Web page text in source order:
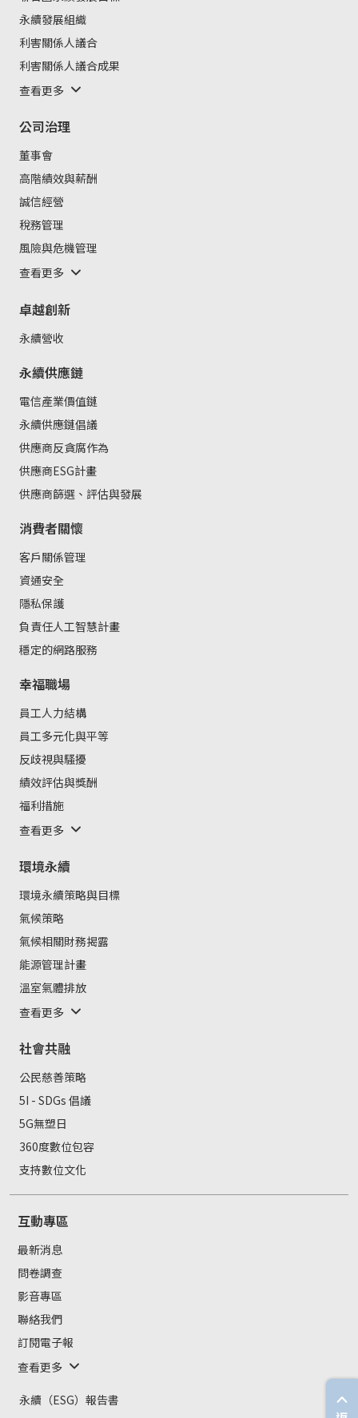
永續發展組織
利害關係人議合
利害關係人議合成果
查看更多
公司治理
董事會
高階績效與薪酬
誠信經營
稅務管理
風險與危機管理
查看更多
卓越創新
永續營收
永續供應鏈
電信產業價值鏈
永續供應鏈倡議
供應商反貪腐作為
供應商ESG計畫
供應商篩選、評估與發展
消費者關懷
客戶關係管理
資通安全
隱私保護
負責任人工智慧計畫
穩定的網路服務
幸福職場
員工人力結構
員工多元化與平等
反歧視與騷擾
績效評估與獎酬
福利措施
查看更多
環境永續
環境永續策略與目標
氣候策略
氣候相關財務揭露
能源管理計畫
溫室氣體排放
查看更多
社會共融
公民慈善策略
5I - SDGs 倡議
5G無塑日
360度數位包容
支持數位文化
互動專區
最新消息
問卷調查
影音專區
聯絡我們
訂閱電子報
查看更多
永續（ESG）報告書